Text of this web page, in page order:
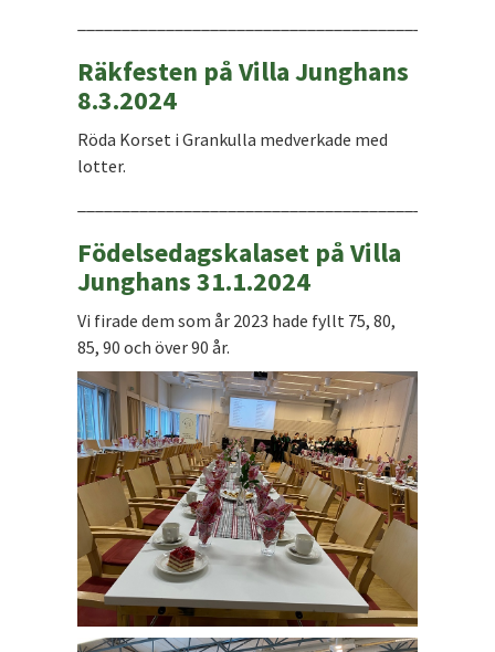
Räkfesten på Villa Junghans
8.3.2024
Röda Korset i Grankulla medverkade med
lotter.
Födelsedagskalaset på Villa
Junghans 31.1.2024
Vi firade dem som år 2023 hade fyllt 75, 80,
85, 90 och över 90 år.